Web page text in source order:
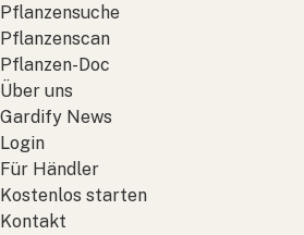
Pflanzensuche
Pflanzenscan
Pflanzen-Doc
Über uns
Gardify News
Login
Für Händler
Kostenlos starten
Kontakt